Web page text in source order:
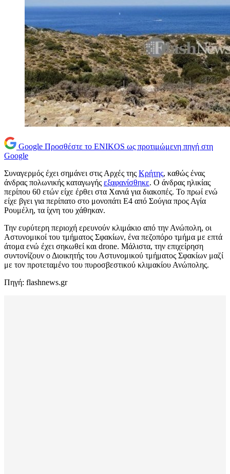
Google Προσθέστε το ENIKOS ως προτιμώμενη πηγή στη
Google
Συναγερμός έχει σημάνει στις Αρχές της Κρήτης, καθώς ένας
άνδρας πολωνικής καταγωγής εξαφανίσθηκε. Ο άνδρας ηλικίας
περίπου 60 ετών είχε έρθει στα Χανιά για διακοπές. Το πρωί ενώ
είχε βγει για περίπατο στο μονοπάτι Ε4 από Σούγια προς Αγία
Ρουμέλη, τα ίχνη του χάθηκαν.
Την ευρύτερη περιοχή ερευνούν κλιμάκιο από την Ανώπολη, οι
Αστυνομικοί του τμήματος Σφακίων, ένα πεζοπόρο τμήμα με επτά
άτομα ενώ έχει σηκωθεί και drone. Μάλιστα, την επιχείρηση
συντονίζουν ο Διοικητής του Αστυνομικού τμήματος Σφακίων μαζί
με τον προτεταμένο του πυροσβεστικού κλιμακίου Ανώπολης.
Πηγή: flashnews.gr